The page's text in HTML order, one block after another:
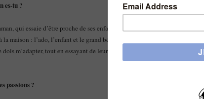
es-tu ?
qui essaie d’être proche de ses enfants quand ils en ont besoin. Avec
maison : l’ado, l’enfant et le grand bébé. Je suis très câline avec eux,
m’adapter, tout en essayant de leur donner quelques notions de base,
passions ?